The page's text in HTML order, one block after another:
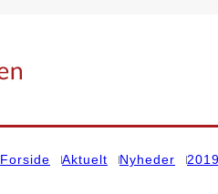
Forside Aktuelt Nyheder 2019